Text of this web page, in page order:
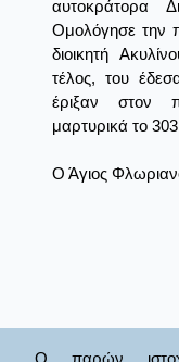
αυτοκράτορα
Ομολόγησε την
διοικητή
τέλος, του
έριξαν στον
μαρτυρικά το
Ο Άγιος
Ο παρών